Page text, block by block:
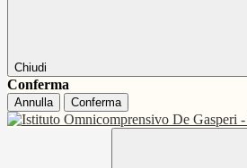
Chiudi
Conferma
Annulla Conferma